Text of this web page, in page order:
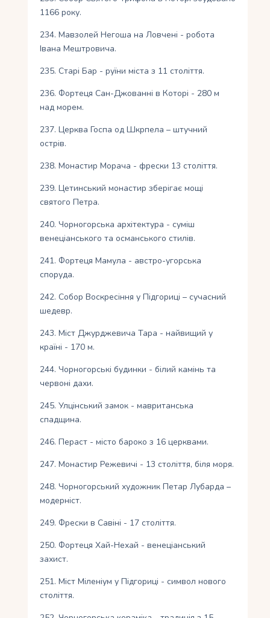
1166 року.
234. Мавзолей Негоша на Ловчені - робота
Івана Мештровича.
235. Старі Бар - руїни міста з 11 століття.
236. Фортеця Сан-Джованні в Которі - 280 м
над морем.
237. Церква Госпа од Шкрпела – штучний
острів.
238. Монастир Морача - фрески 13 століття.
239. Цетинський монастир зберігає мощі
святого Петра.
240. Чорногорська архітектура - суміш
венеціанського та османського стилів.
241. Фортеця Мамула - австро-угорська
споруда.
242. Собор Воскресіння у Підгориці – сучасний
шедевр.
243. Міст Джурджевича Тара - найвищий у
країні - 170 м.
244. Чорногорські будинки - білий камінь та
червоні дахи.
245. Улцінський замок - мавританська
спадщина.
246. Пераст - місто бароко з 16 церквами.
247. Монастир Режевичі - 13 століття, біля моря.
248. Чорногорський художник Петар Лубарда –
модерніст.
249. Фрески в Савіні - 17 століття.
250. Фортеця Хай-Нехай - венеціанський
захист.
251. Міст Міленіум у Підгориці - символ нового
століття.